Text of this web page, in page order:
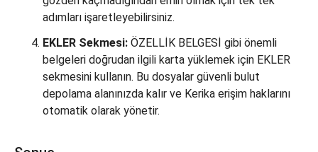
adımları işaretleyebilirsiniz.
EKLER Sekmesi: ÖZELLİK BELGESİ gibi önemli
belgeleri doğrudan ilgili karta yüklemek için EKLER
sekmesini kullanın. Bu dosyalar güvenli bulut
depolama alanınızda kalır ve Kerika erişim haklarını
otomatik olarak yönetir.